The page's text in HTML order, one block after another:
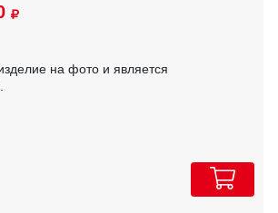
на фото и является